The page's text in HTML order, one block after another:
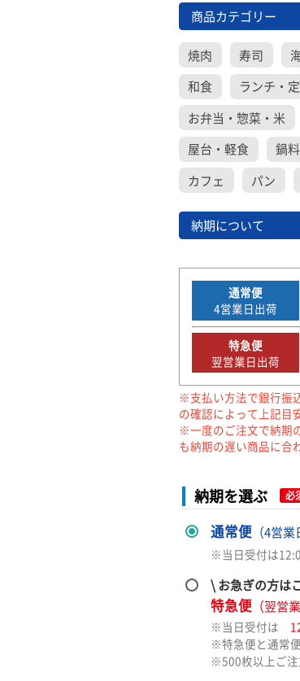
商品カテゴリー
焼肉 寿司
和食
ランチ・
お弁当・惣菜・米
屋台・軽食
鍋
カフェ
パン
納期について
通常便
4営業日出荷
特急便
翌営業日出荷
※支払い方法で銀行振
の確認によって上記目
※一度のご注文で納期
も納期の遅い商品に合
納期を選ぶ 必
通常便（4営業
※当日受付は
\ お急ぎの方は
特急便（翌営
※当日受付は
※特急便と通常
※500枚以上ご注